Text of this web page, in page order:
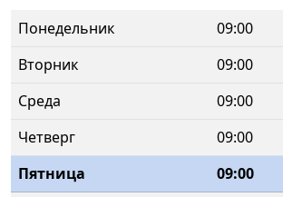
Понедельник 09:00
Вторник
09:00
Среда
09:00
Четверг
09:00
Пятница
09:00